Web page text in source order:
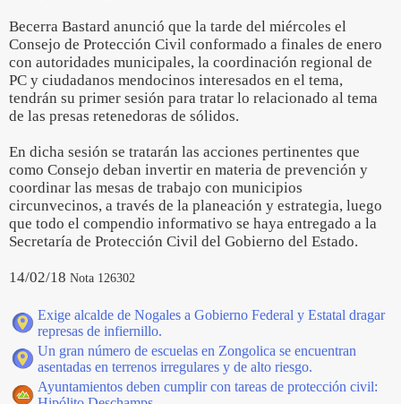
Becerra Bastard anunció que la tarde del miércoles el
Consejo de Protección Civil conformado a finales de enero
con autoridades municipales, la coordinación regional de
PC y ciudadanos mendocinos interesados en el tema,
tendrán su primer sesión para tratar lo relacionado al tema
de las presas retenedoras de sólidos.
En dicha sesión se tratarán las acciones pertinentes que
como Consejo deban invertir en materia de prevención y
coordinar las mesas de trabajo con municipios
circunvecinos, a través de la planeación y estrategia, luego
que todo el compendio informativo se haya entregado a la
Secretaría de Protección Civil del Gobierno del Estado.
14/02/18 Nota 126302
Exige alcalde de Nogales a Gobierno Federal y Estatal dragar
represas de infiernillo.
Un gran número de escuelas en Zongolica se encuentran
asentadas en terrenos irregulares y de alto riesgo.
Ayuntamientos deben cumplir con tareas de protección civil: